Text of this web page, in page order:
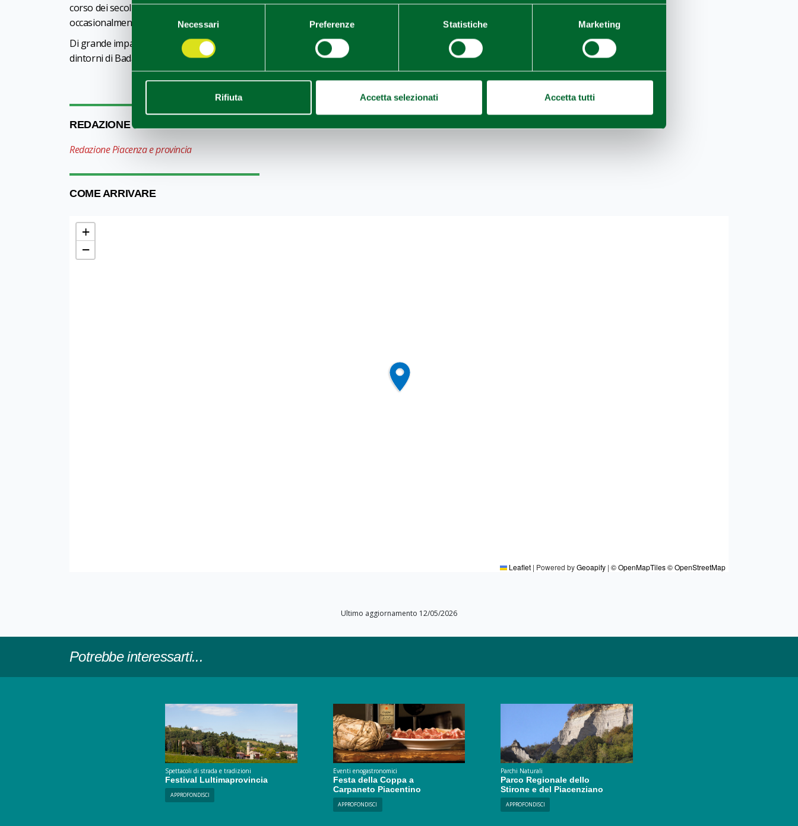
del
Necessari Preferenze Statistiche Marketing
Rifiuta Accetta selezionati Accetta tutti
corso dei secoli. IlCastello di Zenaè ancora oggi di proprietà privata, sede di eventi e matrimoni e aperto
occasionalmente alle visite.
Di grande impatto visivo:
la chiesa di Santa Maria Assuntaa Travazzano e l’eremo di Sant’Espedito
dintorni di Badagnano.
REDAZIONE
Redazione Piacenza e provincia
COME ARRIVARE
+
−
Leaflet | Powered byGeoapify | © OpenMapTiles© OpenStreetMap
Ultimo aggiornamento 12/05/2026
Potrebbe interessarti...
Spettacoli di strada e tradizioni
Festival Lultimaprovincia
APPROFONDISCI
Eventi enogastronomici
Festa della Coppa a
Carpaneto Piacentino
APPROFONDISCI
Parchi Naturali
Parco Regionale dello
Stirone e del Piacenziano
APPROFONDISCI